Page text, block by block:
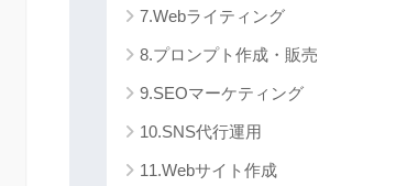
7.Webライティング
8.プロンプト作成・販売
9.SEOマーケティング
10.SNS代行運用
11.Webサイト作成